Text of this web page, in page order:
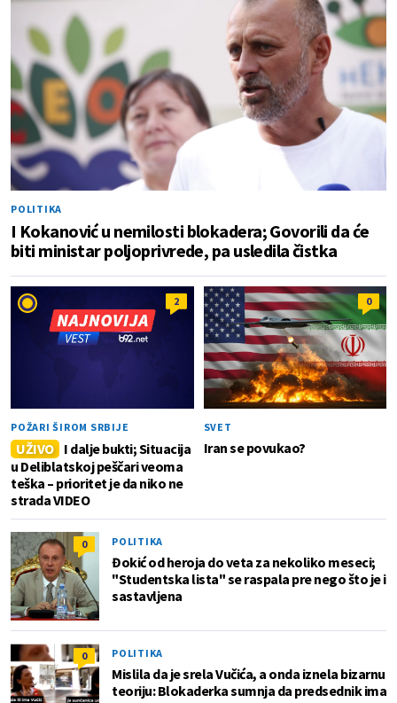
POLITIKA
I Kokanović u nemilosti blokadera; Govorili da će
biti ministar poljoprivrede, pa usledila čistka
2
POŽARI ŠIROM SRBIJE
UŽIVO
I dalje bukti; Situacija
u Deliblatskoj peščari veoma
teška – prioritet je da niko ne
strada VIDEO
0
SVET
Iran se povukao?
0 POLITIKA
Đokić od heroja do veta za nekoliko meseci;
"Studentska lista" se raspala pre nego što je i
sastavljena
0 POLITIKA
Mislila da je srela Vučića, a onda iznela bizarnu
teoriju: Blokaderka sumnja da predsednik ima